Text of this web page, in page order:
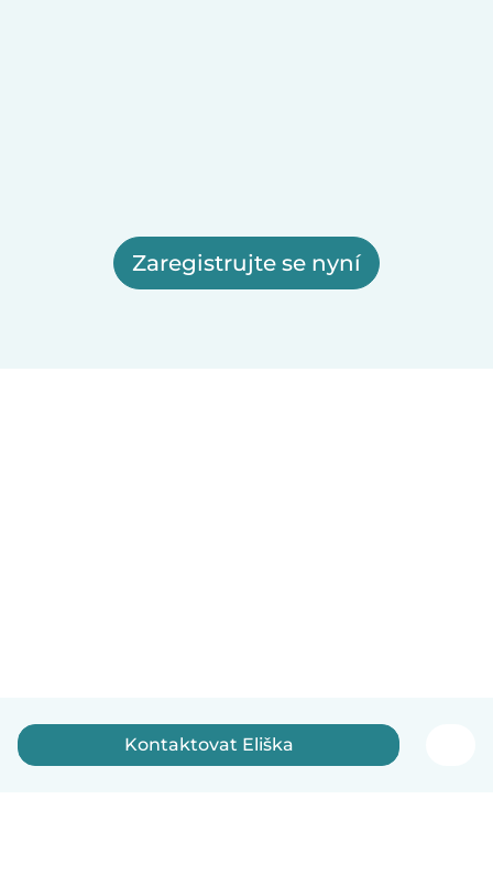
Zaregistrujte se nyní
Kontaktovat Eliška